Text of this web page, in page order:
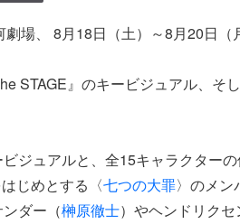
場、 8月18日（土）～8月20日（
STAGE』のキービジュアル、そ
ジュアルと、全15キャラクター
じめとする〈七つの大罪〉のメン
ダー（榊原徹士）やヘンドリクセ